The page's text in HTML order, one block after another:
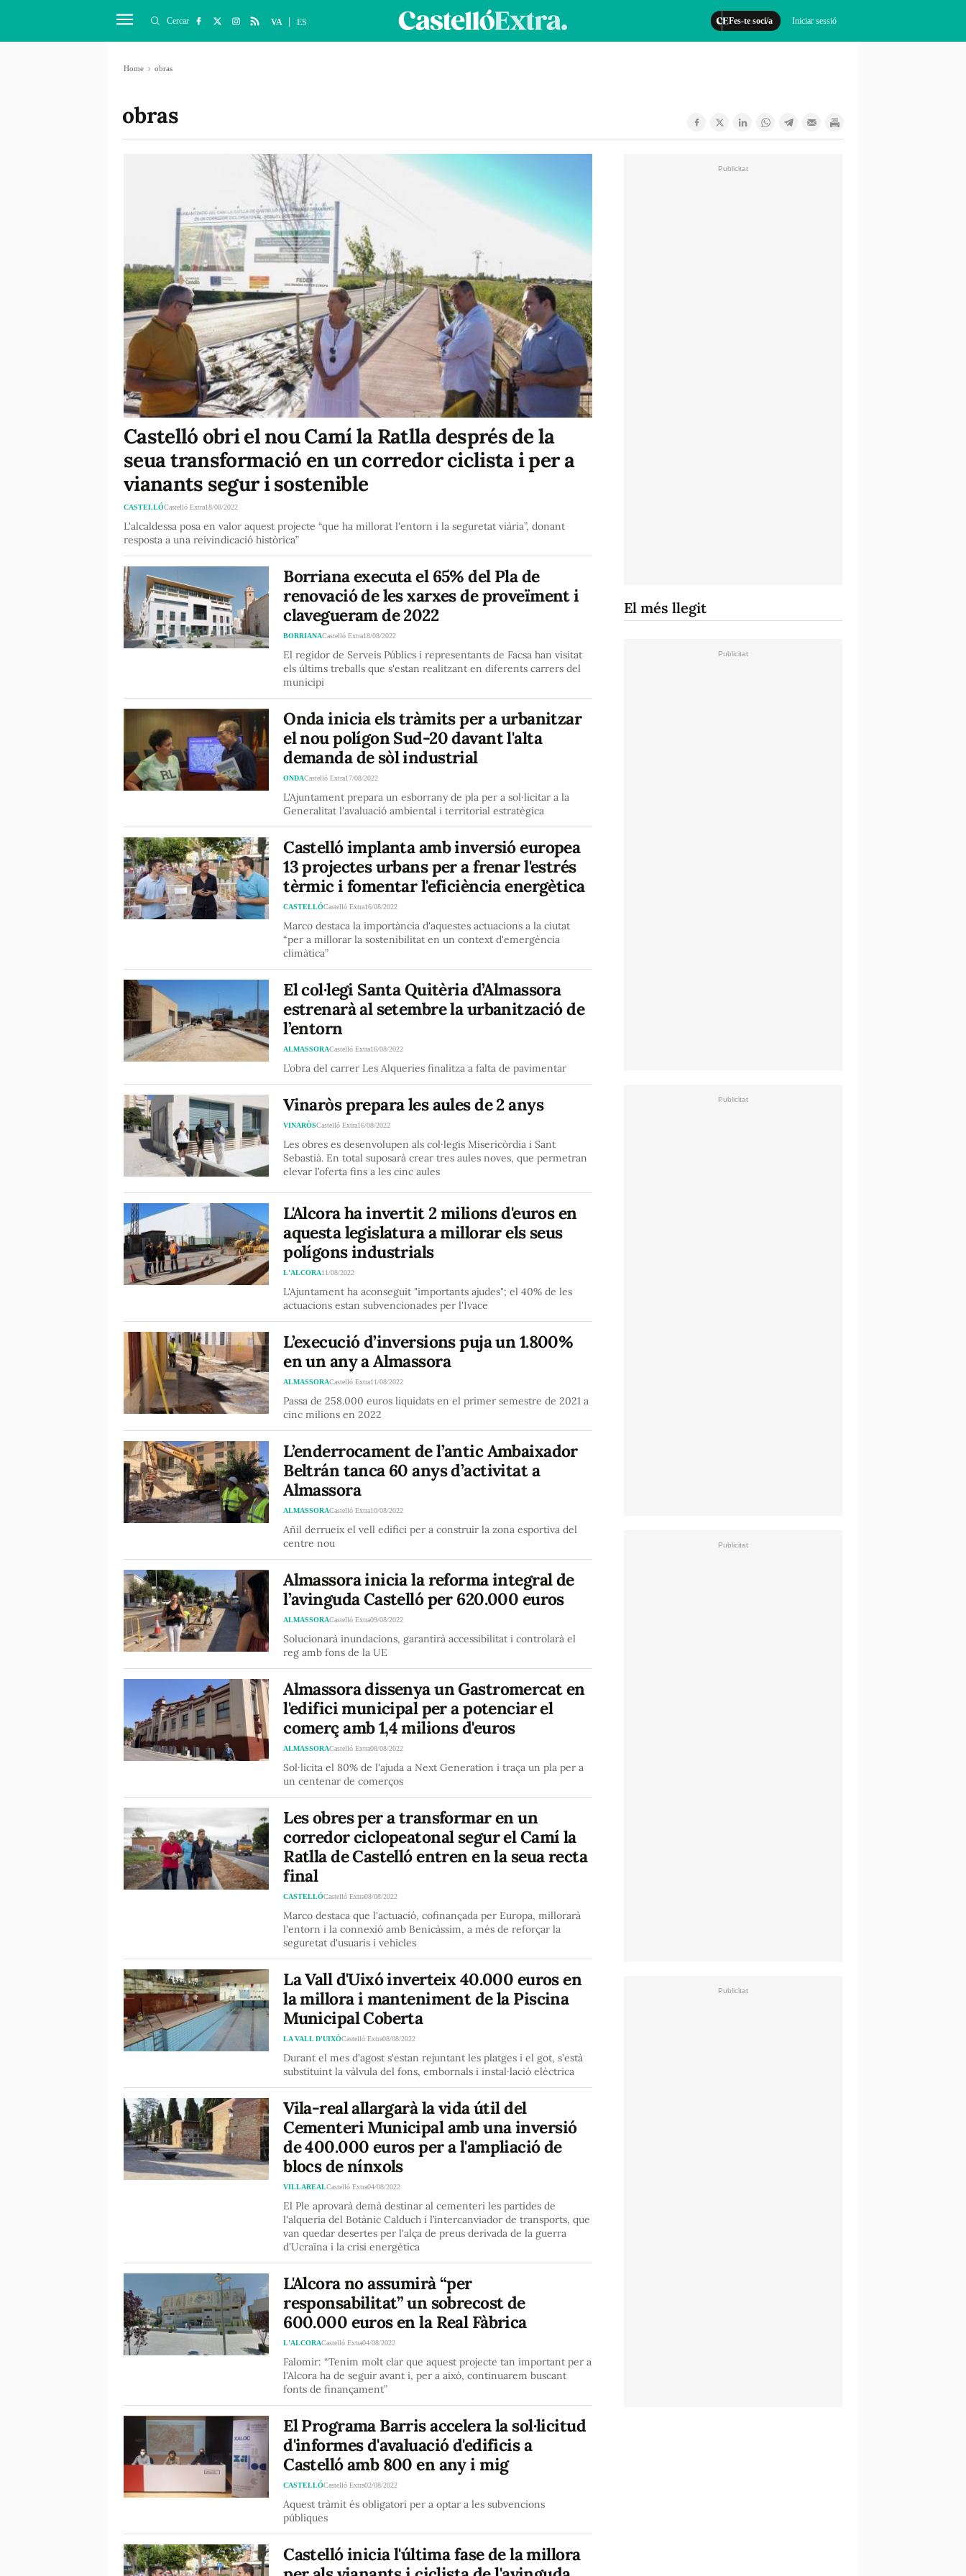
Fes-te soci/a Iniciar sessió
Cercar VA ES
Home obras
obras
Castelló obri el nou Camí la Ratlla després de la
seua transformació en un corredor ciclista i per a
vianants segur i sostenible
CASTELLÓCastelló Extra18/08/2022
L'alcaldessa posa en valor aquest projecte “que ha millorat l'entorn i la seguretat viària”, donant
resposta a una reivindicació històrica”
Borriana executa el 65% del Pla de
renovació de les xarxes de proveïment i
clavegueram de 2022
BORRIANACastelló Extra18/08/2022
El regidor de Serveis Públics i representants de Facsa han visitat
els últims treballs que s'estan realitzant en diferents carrers del
municipi
Onda inicia els tràmits per a urbanitzar
el nou polígon Sud-20 davant l'alta
demanda de sòl industrial
ONDACastelló Extra17/08/2022
L'Ajuntament prepara un esborrany de pla per a sol·licitar a la
Generalitat l'avaluació ambiental i territorial estratègica
Castelló implanta amb inversió europea
13 projectes urbans per a frenar l'estrés
tèrmic i fomentar l'eficiència energètica
CASTELLÓCastelló Extra16/08/2022
Marco destaca la importància d'aquestes actuacions a la ciutat
“per a millorar la sostenibilitat en un context d'emergència
climàtica”
El col·legi Santa Quitèria d’Almassora
estrenarà al setembre la urbanització de
l’entorn
ALMASSORACastelló Extra16/08/2022
L’obra del carrer Les Alqueries finalitza a falta de pavimentar
Vinaròs prepara les aules de 2 anys
VINARÒSCastelló Extra16/08/2022
Les obres es desenvolupen als col·legis Misericòrdia i Sant
Sebastià. En total suposarà crear tres aules noves, que permetran
elevar l’oferta fins a les cinc aules
L'Alcora ha invertit 2 milions d'euros en
aquesta legislatura a millorar els seus
polígons industrials
L'ALCORA11/08/2022
L'Ajuntament ha aconseguit "importants ajudes"; el 40% de les
actuacions estan subvencionades per l'Ivace
L’execució d’inversions puja un 1.800%
en un any a Almassora
ALMASSORACastelló Extra11/08/2022
Passa de 258.000 euros liquidats en el primer semestre de 2021 a
cinc milions en 2022
L’enderrocament de l’antic Ambaixador
Beltrán tanca 60 anys d’activitat a
Almassora
ALMASSORACastelló Extra10/08/2022
Añil derrueix el vell edifici per a construir la zona esportiva del
centre nou
Almassora inicia la reforma integral de
l’avinguda Castelló per 620.000 euros
ALMASSORACastelló Extra09/08/2022
Solucionarà inundacions, garantirà accessibilitat i controlarà el
reg amb fons de la UE
Almassora dissenya un Gastromercat en
l'edifici municipal per a potenciar el
comerç amb 1,4 milions d'euros
ALMASSORACastelló Extra08/08/2022
Sol·licita el 80% de l'ajuda a Next Generation i traça un pla per a
un centenar de comerços
Les obres per a transformar en un
corredor ciclopeatonal segur el Camí la
Ratlla de Castelló entren en la seua recta
final
CASTELLÓCastelló Extra08/08/2022
Marco destaca que l'actuació, cofinançada per Europa, millorarà
l'entorn i la connexió amb Benicàssim, a més de reforçar la
seguretat d'usuaris i vehicles
La Vall d'Uixó inverteix 40.000 euros en
la millora i manteniment de la Piscina
Municipal Coberta
LA VALL D'UIXÓCastelló Extra08/08/2022
Durant el mes d'agost s'estan rejuntant les platges i el got, s'està
substituint la vàlvula del fons, embornals i instal·lació elèctrica
Vila-real allargarà la vida útil del
Cementeri Municipal amb una inversió
de 400.000 euros per a l'ampliació de
blocs de nínxols
VILLAREALCastelló Extra04/08/2022
El Ple aprovarà demà destinar al cementeri les partides de
l'alqueria del Botànic Calduch i l’intercanviador de transports, que
van quedar desertes per l'alça de preus derivada de la guerra
d'Ucraïna i la crisi energètica
L'Alcora no assumirà “per
responsabilitat” un sobrecost de
600.000 euros en la Real Fàbrica
L'ALCORACastelló Extra04/08/2022
Falomir: “Tenim molt clar que aquest projecte tan important per a
l'Alcora ha de seguir avant i, per a això, continuarem buscant
fonts de finançament”
El Programa Barris accelera la sol·licitud
d'informes d'avaluació d'edificis a
Castelló amb 800 en any i mig
CASTELLÓCastelló Extra02/08/2022
Aquest tràmit és obligatori per a optar a les subvencions
públiques
Castelló inicia l'última fase de la millora
El més llegit